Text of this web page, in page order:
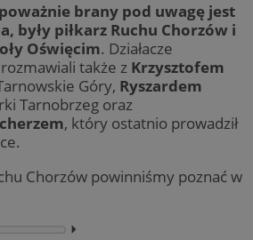
poważnie brany pod uwagę jest
były piłkarz Ruchu Chorzów i
Oświęcim. Działacze
także z Krzysztofem
Góry, Ryszardem
Tarnobrzeg oraz
, który ostatnio prowadził
Chorzów powinniśmy poznać w
⏵︎